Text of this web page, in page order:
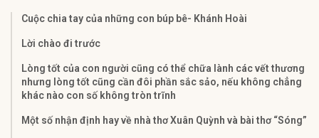
Cuộc chia tay của những con búp bê- Khánh Hoài
Lời chào đi trước
Lòng tốt của con người cũng có thể chữa lành các vết thương
nhưng lòng tốt cũng cần đôi phần sắc sảo, nếu không chẳng
khác nào con số không tròn trĩnh
Một số nhận định hay về nhà thơ Xuân Quỳnh và bài thơ “Sóng”